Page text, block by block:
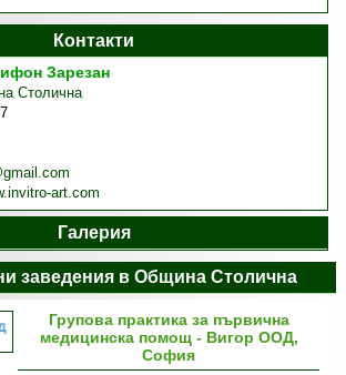
Контакти
Зарезан
Столична
art.com
Галерия
заведения в Община Столична
Групова практика за първична
медицинска помощ - Вигор ООД,
София